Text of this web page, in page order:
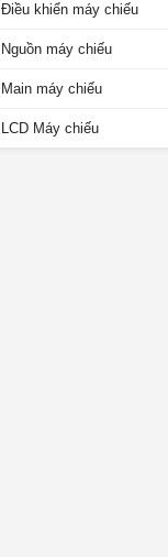
Điều khiển máy chiếu
Nguồn máy chiếu
Main máy chiếu
LCD Máy chiếu